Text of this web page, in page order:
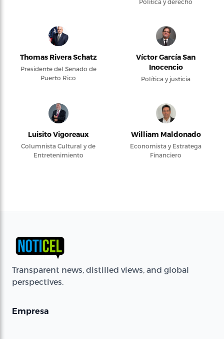
Política y derecho
Thomas Rivera Schatz
Presidente del Senado de
Puerto Rico
Víctor García San
Inocencio
Política y justicia
Luisito Vigoreaux
Columnista Cultural y de
Entretenimiento
William Maldonado
Economista y Estratega
Financiero
Transparent news, distilled views, and global
perspectives.
Empresa